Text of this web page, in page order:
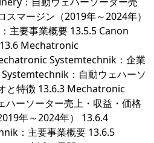
マージン（2019年～2024年）
主要事業概要 13.5.5 Canon
Mechatronic
Systemtechnik：企業
：自動ウェハーソ
と特徴 13.6.3 Mechatronic
ーソーター売上・収益・価格
年～2024年） 13.6.4
：主要事業概要 13.6.5